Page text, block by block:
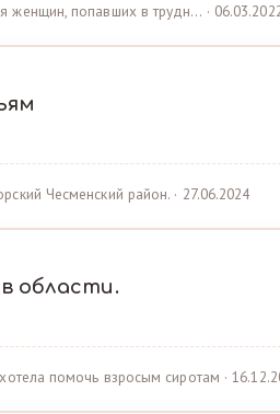
женщин, попавших в трудн… ·
Чесменский район. · 27.06.2024
области.
помочь взросым сиротам ·